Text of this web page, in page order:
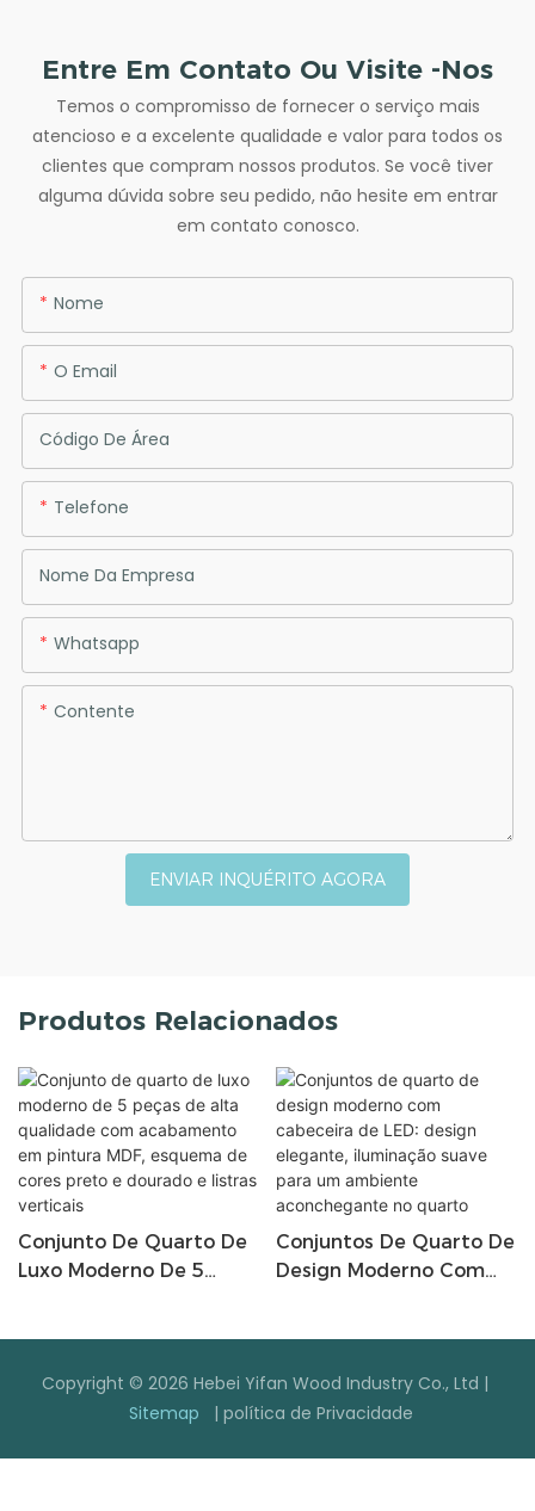
Entre Em Contato Ou Visite -nos
Temos o compromisso de fornecer o serviço mais
atencioso e a excelente qualidade e valor para todos os
clientes que compram nossos produtos. Se você tiver
alguma dúvida sobre seu pedido, não hesite em entrar
em contato conosco.
Nome
O Email
Código De Área
Telefone
Nome Da Empresa
Whatsapp
Contente
ENVIAR INQUÉRITO AGORA
Produtos Relacionados
Conjunto De Quarto De
Luxo Moderno De 5
MDF, Esquema De Cores
Preto E Dourado E
Conjuntos De Quarto De
Design Moderno Com
Um Ambiente
Aconchegante No
Copyright © 2026 Hebei Yifan Wood Industry Co., Ltd |
Sitemap
| política de Privacidade